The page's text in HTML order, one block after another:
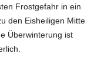
Frostgefahr in ein
den Eisheiligen Mitte
Überwinterung ist